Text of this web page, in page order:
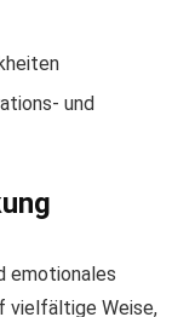
und
emotionales
vielfältige Weise,